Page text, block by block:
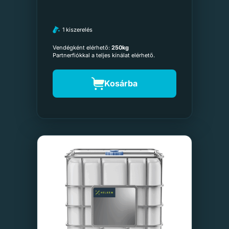
1 kiszerelés
Vendégként elérhető: 250kg
Partnerfiókkal a teljes kínálat elérhető.
Kosárba